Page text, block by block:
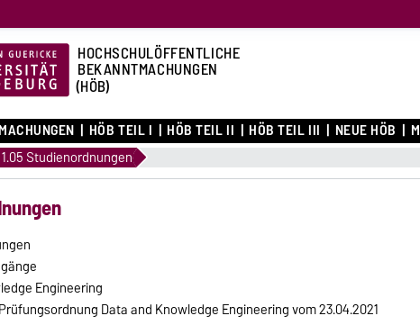
HOCHSCHULÖFFENTLICHE
BEKANNTMACHUNGEN
(HÖB)
HÖB TEIL I HÖB TEIL II HÖB TEIL III NEUE HÖB
1.05 Studienordnungen
Engineering
Data and Knowledge Engineering vom 23.04.2021